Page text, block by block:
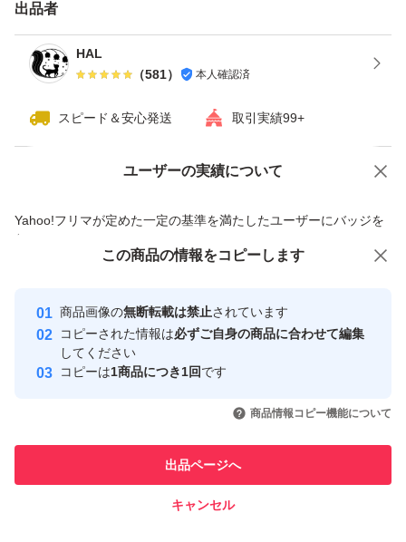
出品者
HAL
（581） 本人確認済
スピード＆安心発送 取引実績99+
ユーザーの実績について
Yahoo!フリマが定めた一定の基準を満たしたユーザーにバッジを
付与しています
安心取引出品者
心・安全なユーザーです
取引実績
引を完了させた実績があります
での取引実績があります
価格の相談 商品への質問
この商品の情報をコピーします
商品画像の無断転載は禁止されています
コピーされた情報は必ずご自身の商品に合わせて編集
してください
コピーは1商品につき1回です
商品情報コピー機能について
出品ページへ
キャンセル
この商品をみている人にオススメ